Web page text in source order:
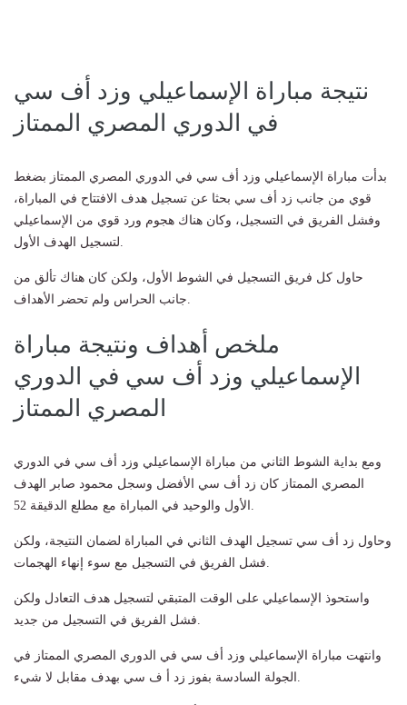
نتيجة مباراة الإسماعيلي وزد أف سي
في الدوري المصري الممتاز
بدأت مباراة الإسماعيلي وزد أف سي في الدوري المصري الممتاز بضغط
قوي من جانب زد أف سي بحثا عن تسجيل هدف الافتتاح في المباراة،
وفشل الفريق في التسجيل، وكان هناك هجوم ورد قوي من الإسماعيلي
لتسجيل الهدف الأول.
حاول كل فريق التسجيل في الشوط الأول، ولكن كان هناك تألق من
جانب الحراس ولم تحضر الأهداف.
ملخص أهداف ونتيجة مباراة
الإسماعيلي وزد أف سي في الدوري
المصري الممتاز
ومع بداية الشوط الثاني من مباراة الإسماعيلي وزد أف سي في الدوري
المصري الممتاز كان زد أف سي الأفضل وسجل محمود صابر الهدف
الأول والوحيد في المباراة مع مطلع الدقيقة 52.
وحاول زد أف سي تسجيل الهدف الثاني في المباراة لضمان النتيجة، ولكن
فشل الفريق في التسجيل مع سوء إنهاء الهجمات.
واستحوذ الإسماعيلي على الوقت المتبقي لتسجيل هدف التعادل ولكن
فشل الفريق في التسجيل من جديد.
وانتهت مباراة الإسماعيلي وزد أف سي في الدوري المصري الممتاز في
الجولة السادسة بفوز زد أ ف سي بهدف مقابل لا شيء.